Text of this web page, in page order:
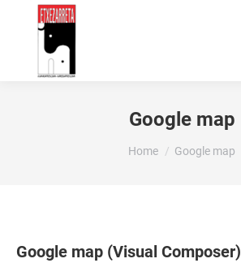
Google map
You are here:
Home Google map
Google map (Visual Composer)